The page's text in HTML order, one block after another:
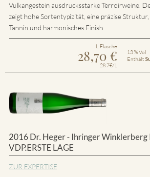
Vulkangestein ausdrucksstarke Terroirweine.
zeigt hohe Sortentypizität, eine präzise
Tannin und harmonisches Finish.
L Flasche
28,70 €
28.7€/L
13 % Vol
Enthält
2016 Dr. Heger - Ihringer Winklerberg
VDP.ERSTE LAGE
ZUR EXPERTISE